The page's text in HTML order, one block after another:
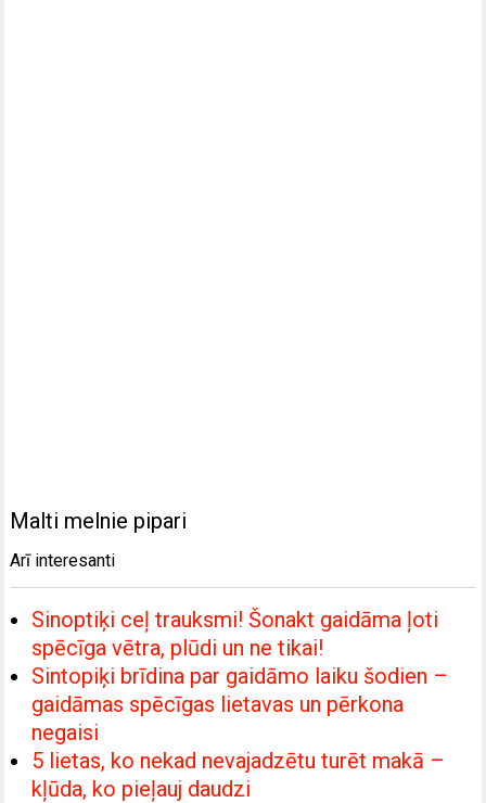
Malti melnie pipari
Arī interesanti
Sinoptiķi ceļ trauksmi! Šonakt gaidāma ļoti
spēcīga vētra, plūdi un ne tikai!
Sintopiķi brīdina par gaidāmo laiku šodien –
gaidāmas spēcīgas lietavas un pērkona
negaisi
5 lietas, ko nekad nevajadzētu turēt makā –
kļūda, ko pieļauj daudzi